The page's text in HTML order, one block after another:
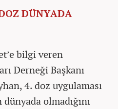
DÜNYADA
bilgi veren
Derneği Başkanı
4. doz uygulaması
olmadığını